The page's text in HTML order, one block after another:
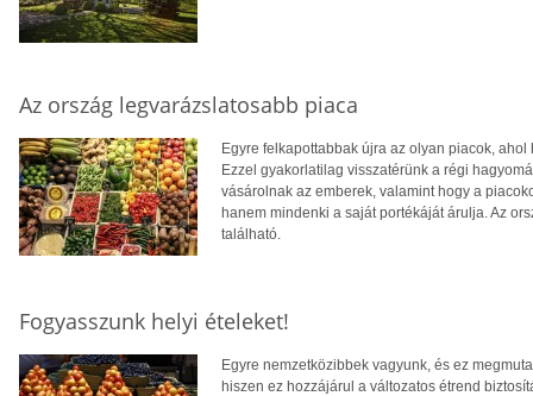
Az ország legvarázslatosabb piaca
Egyre felkapottabbak újra az olyan piacok,
Ezzel gyakorlatilag visszatérünk a régi
vásárolnak az emberek, valamint hogy a
hanem mindenki a saját portékáját árulja. Az
található.
Fogyasszunk helyi ételeket!
Egyre nemzetközibbek vagyunk, és ez
hiszen ez hozzájárul a változatos étrend